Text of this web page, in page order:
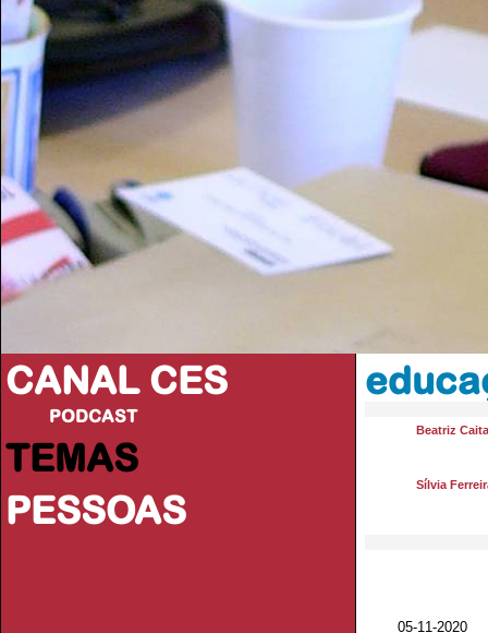
CANAL CES
PODCAST
TEMAS
PESSOAS
Beatriz
Sílvia
05-11-